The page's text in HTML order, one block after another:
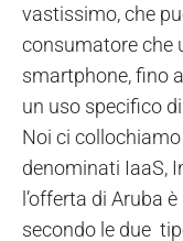
vastissimo, che
consumatore che
smartphone, fino
un uso specifico
Noi ci
denominati IaaS,
l’offerta di Aruba
secondo le due